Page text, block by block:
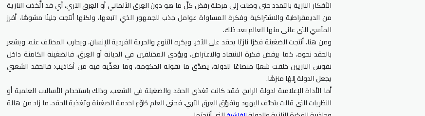
الأفكار النازية بالتمدد حتى وصلت إلى مرحلة رفض كلِّ ما هو دون العِرق الألماني أو العِرق الآري، أي قد اتَّخذت النازية
من الديمقراطية والاشتراكية وفكرة المساواة عوامل جذب للجمهور الذي اتبعها، ولكنها أنتجت جنينًا مشوهًا، أفرز
المآسي التي عانى منها العالم بعد ذلك.
ومن هنا، أنتجت الضغينة فكرًا نازيًا يحقد على الآخر، ويكره التنوع والحرية الفردية للإنسان، ويحارب المختلف عنه، ويشعر
بالحقد نحوه، كما يرفض فكرة الانتقاد والاعتراض، ويؤذي المختلفين في الديانة أو العِرق. فالضغينة الكامنة داخل
نفوس النازيين خلقت شعبًا منصاعًا للدولة، يصدِّق ما تقوله الحكومة، وما تغذِّيه فيه من أكاذيب؛ فالحقد الشعبي
يجعل الدولة إلهًا منزهًا.
أما الأداة الإعلامية لدولة الرايخ، فقد كانت تغذي الحقد والضغينة في الشعب، وذلك باستخدام الأساليب العلمية أو
النظريات التي قالت بتخلُّف اليهود وتفوُّق العِرق الآري، فحتى العلم طُوِّع لخدمة الضغينة وتغذية الحقد، ما زاد من هالة